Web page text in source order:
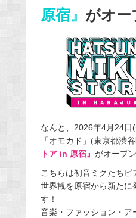
原宿』 がオー
なんと、2026年4月24日
「オモカド」(東京都渋
トア in 原宿』 がオープ
こちらは初音ミクたち
世界観を原宿から新たに
す！
音楽・ファッション・ア